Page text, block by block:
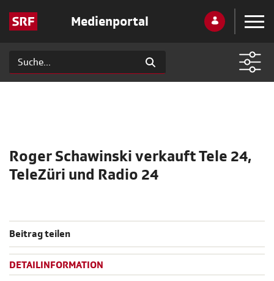
Medienportal
Roger Schawinski verkauft Tele 24,
TeleZüri und Radio 24
Beitrag teilen
DETAILINFORMATION